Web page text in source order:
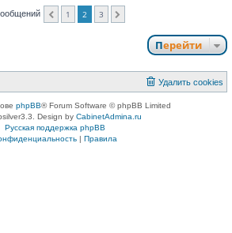
Пред.
1 2 3
Перейти
Удалить cookies
phpBB® Forum Software © phpBB Limited
Design by CabinetAdmina.ru
Русская поддержка phpBB
| Правила